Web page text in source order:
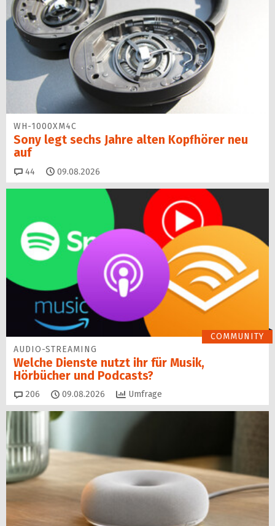
WH-1000XM4C
Sony legt sechs Jahre alten Kopfhörer neu
auf
44 Kommentare
09.08.2026
COMMUNITY
AUDIO-STREAMING
Welche Dienste nutzt ihr für Musik,
Hörbücher und Podcasts?
206 Kommentare
09.08.2026 Umfrage